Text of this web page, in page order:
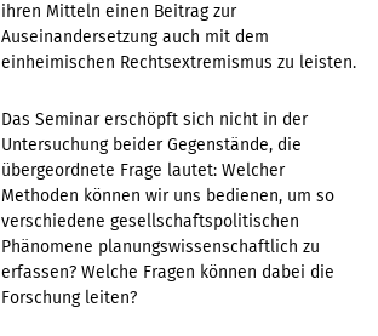
ihren Mitteln einen Beitrag zur
Auseinandersetzung auch mit dem
einheimischen Rechtsextremismus zu leisten.
Das Seminar erschöpft sich nicht in der
Untersuchung beider Gegenstände, die
übergeordnete Frage lautet: Welcher
Methoden können wir uns bedienen, um so
verschiedene gesellschaftspolitischen
Phänomene planungswissenschaftlich zu
erfassen? Welche Fragen können dabei die
Forschung leiten?